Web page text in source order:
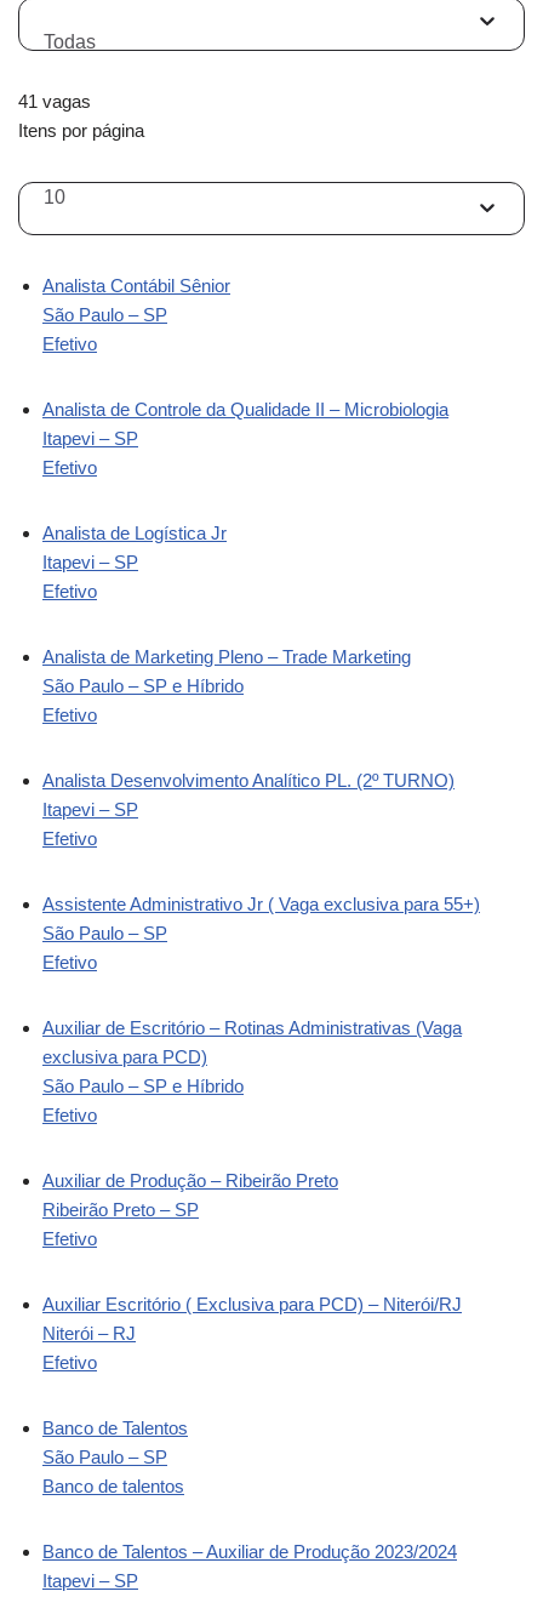
Todas
41 vagas
Itens por página
10
Analista Contábil Sênior
São Paulo – SP
Efetivo
Analista de Controle da Qualidade II – Microbiologia
Itapevi – SP
Efetivo
Analista de Logística Jr
Itapevi – SP
Efetivo
Analista de Marketing Pleno – Trade Marketing
São Paulo – SP e Híbrido
Efetivo
Analista Desenvolvimento Analítico PL. (2º TURNO)
Itapevi – SP
Efetivo
Assistente Administrativo Jr ( Vaga exclusiva para 55+)
São Paulo – SP
Efetivo
Auxiliar de Escritório – Rotinas Administrativas (Vaga
exclusiva para PCD)
São Paulo – SP e Híbrido
Efetivo
Auxiliar de Produção – Ribeirão Preto
Ribeirão Preto – SP
Efetivo
Auxiliar Escritório ( Exclusiva para PCD) – Niterói/RJ
Niterói – RJ
Efetivo
Banco de Talentos
São Paulo – SP
Banco de talentos
Banco de Talentos – Auxiliar de Produção 2023/2024
Itapevi – SP